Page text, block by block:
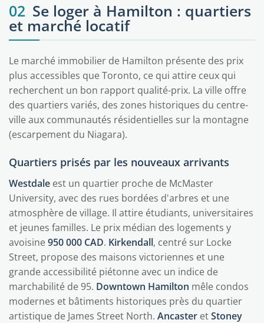
02 Se loger à Hamilton : quartiers
et marché locatif
Le marché immobilier de Hamilton présente des prix
plus accessibles que Toronto, ce qui attire ceux qui
recherchent un bon rapport qualité-prix. La ville offre
des quartiers variés, des zones historiques du centre-
ville aux communautés résidentielles sur la montagne
(escarpement du Niagara).
Quartiers prisés par les nouveaux arrivants
Westdale est un quartier proche de McMaster
University, avec des rues bordées d'arbres et une
atmosphère de village. Il attire étudiants, universitaires
et jeunes familles. Le prix médian des logements y
avoisine950 000 CAD. Kirkendall, centré sur Locke
Street, propose des maisons victoriennes et une
grande accessibilité piétonne avec un indice de
marchabilité de 95. Downtown Hamilton mêle condos
modernes et bâtiments historiques près du quartier
artistique de James Street North. Ancaster etStoney